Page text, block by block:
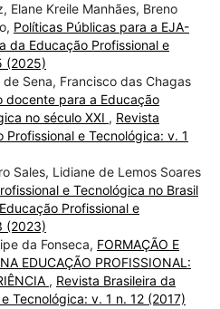
Elane Kreile Manhães, Breno
Políticas Públicas para a EJA-
da Educação Profissional e
(2025)
Sena, Francisco das Chagas
docente para a Educação
no século XXI , Revista
Profissional e Tecnológica: v. 1
Sales, Lidiane de Lemos Soares
e Tecnológica no Brasil
Profissional e
(2023)
da Fonseca, FORMAÇÃO E
EDUCAÇÃO PROFISSIONAL:
, Revista Brasileira da
Tecnológica: v. 1 n. 12 (2017)